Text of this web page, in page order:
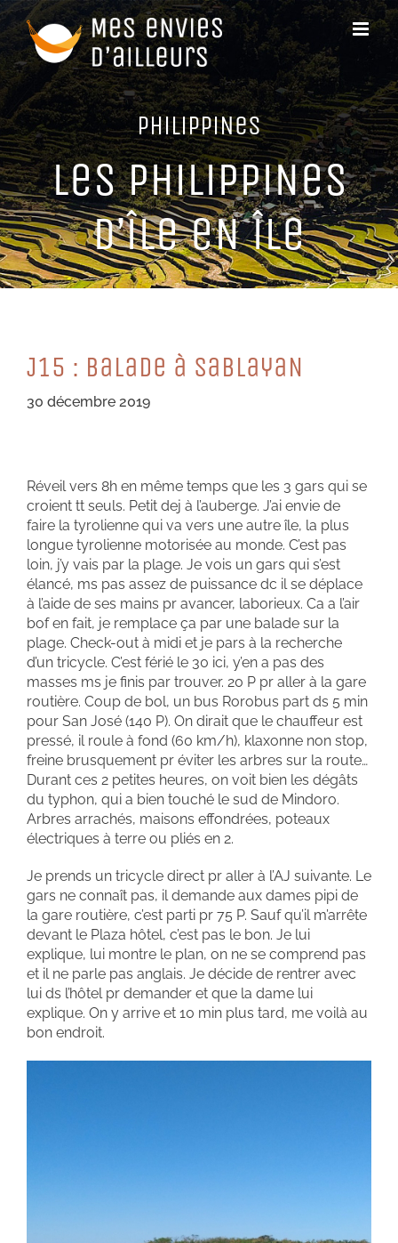
Passer
au
contenu
PHiLiPPiNeS
LeS PHiLiPPiNeS
D’îLe eN îLe
J15 : BaLaDe à SaBLayaN
30 décembre 2019
Réveil vers 8h en même temps que les 3 gars qui se
croient tt seuls. Petit dej à l’auberge. J’ai envie de
faire la tyrolienne qui va vers une autre île, la plus
longue tyrolienne motorisée au monde. C’est pas
loin, j’y vais par la plage. Je vois un gars qui s’est
élancé, ms pas assez de puissance dc il se déplace
à l’aide de ses mains pr avancer, laborieux. Ca a l’air
bof en fait, je remplace ça par une balade sur la
plage. Check-out à midi et je pars à la recherche
d’un tricycle. C’est férié le 30 ici, y’en a pas des
masses ms je finis par trouver. 20 P pr aller à la gare
routière. Coup de bol, un bus Rorobus part ds 5 min
pour San José (140 P). On dirait que le chauffeur est
pressé, il roule à fond (60 km/h), klaxonne non stop,
freine brusquement pr éviter les arbres sur la route…
Durant ces 2 petites heures, on voit bien les dégâts
du typhon, qui a bien touché le sud de Mindoro.
Arbres arrachés, maisons effondrées, poteaux
électriques à terre ou pliés en 2.
Je prends un tricycle direct pr aller à l’AJ suivante. Le
gars ne connaît pas, il demande aux dames pipi de
la gare routière, c’est parti pr 75 P. Sauf qu’il m’arrête
devant le Plaza hôtel, c’est pas le bon. Je lui
explique, lui montre le plan, on ne se comprend pas
et il ne parle pas anglais. Je décide de rentrer avec
lui ds l’hôtel pr demander et que la dame lui
explique. On y arrive et 10 min plus tard, me voilà au
bon endroit.